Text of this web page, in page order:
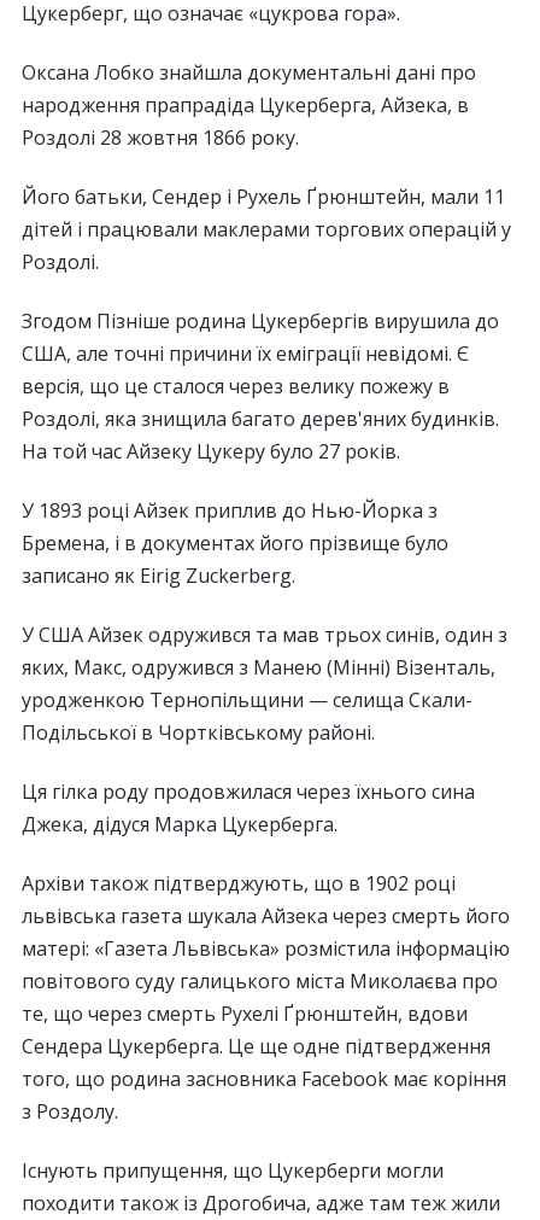
Цукерберг, що означає «цукрова гора».
Оксана Лобко знайшла документальні дані про
народження прапрадіда Цукерберга, Айзека, в
Роздолі 28 жовтня 1866 року.
Його батьки, Сендер і Рухель Ґрюнштейн, мали 11
дітей і працювали маклерами торгових операцій у
Роздолі.
Згодом Пізніше родина Цукербергів вирушила до
США, але точні причини їх еміграції невідомі. Є
версія, що це сталося через велику пожежу в
Роздолі, яка знищила багато дерев'яних будинків.
На той час Айзеку Цукеру було 27 років.
У 1893 році Айзек приплив до Нью-Йорка з
Бремена, і в документах його прізвище було
записано як Eirig Zuckerberg.
У США Айзек одружився та мав трьох синів, один з
яких, Макс, одружився з Манею (Мінні) Візенталь,
уродженкою Тернопільщини — селища Скали-
Подільської в Чортківському районі.
Ця гілка роду продовжилася через їхнього сина
Джека, дідуся Марка Цукерберга.
Архіви також підтверджують, що в 1902 році
львівська газета шукала Айзека через смерть його
матері: «Газета Львівська» розмістила інформацію
повітового суду галицького міста Миколаєва про
те, що через смерть Рухелі Ґрюнштейн, вдови
Сендера Цукерберга. Це ще одне підтвердження
того, що родина засновника Facebook має коріння
з Роздолу.
Існують припущення, що Цукерберги могли
походити також із Дрогобича, адже там теж жили